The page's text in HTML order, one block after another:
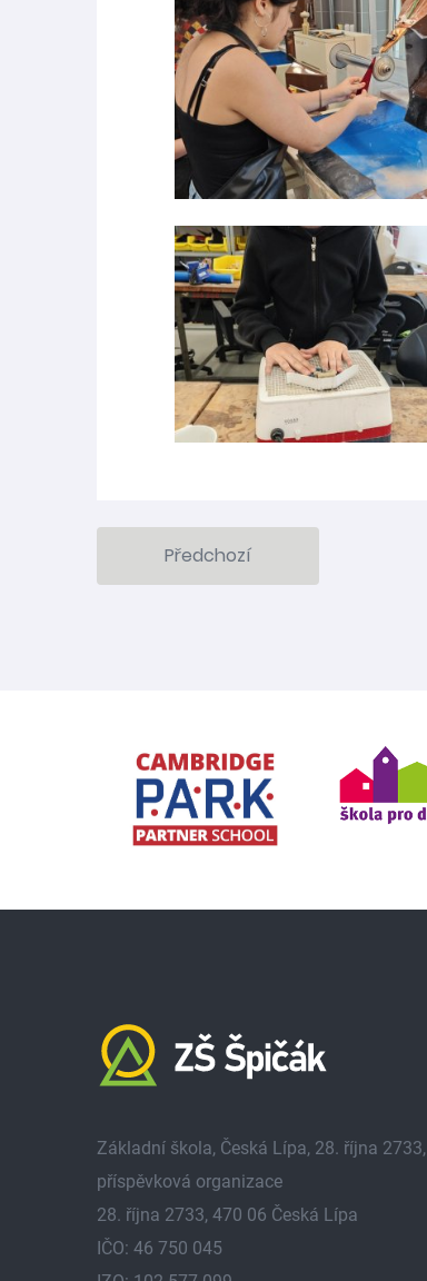
Předchozí
Základní škola, Česká Lípa, 28. října 2733,
příspěvková organizace
28. října 2733, 470 06 Česká Lípa
IČO: 46 750 045